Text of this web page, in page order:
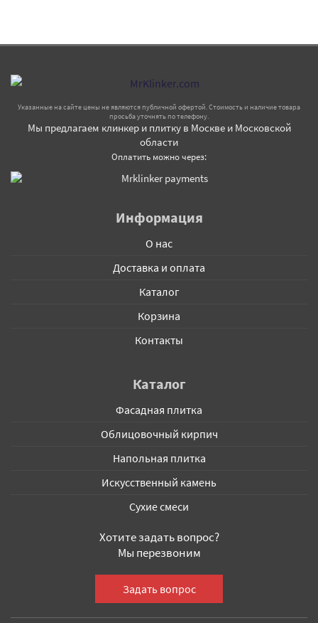
Указанные на сайте цены не являются публичной офертой. Стоимость и наличие товара
просьба уточнять по телефону.
Мы предлагаем клинкер и плитку в Москве и Московской
области
Оплатить можно через:
Информация
О нас
Доставка и оплата
Каталог
Корзина
Контакты
Каталог
Фасадная плитка
Облицовочный кирпич
Напольная плитка
Искусственный камень
Сухие смеси
Хотите задать вопрос?
Мы перезвоним